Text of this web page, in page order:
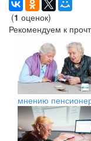
(1 оценок)
Рекомендуем к
мнению